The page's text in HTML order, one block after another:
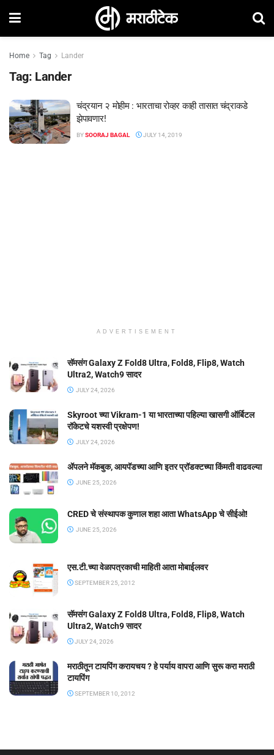
Home Tag Lander
Tag: Lander
चंद्रयान २ मोहीम : भारताचा रोव्हर काही तासात चंद्राकडे
झेपावणार!
BYSOORAJ BAGAL JULY 14, 2019
ADVERTISEMENT
सॅमसंग Galaxy Z Fold8 Ultra, Fold8, Flip8, Watch
Ultra2, Watch9 सादर
JULY 24, 2026
Skyroot च्या Vikram-1 या भारताच्या पहिल्या खासगी ऑर्बिटल
रॉकेटचे यशस्वी प्रक्षेपण!
JULY 24, 2026
ॲपलने मॅकबुक, आयपॅडच्या आणि इतर प्रॉडक्टच्या किंमती वाढवल्या
JUNE 25, 2026
CRED चे संस्थापक कुणाल शहा आता WhatsApp चे सीईओ!
JUNE 25, 2026
एस.टी.च्या वेळापत्रकाची माहिती आता मोबाईलवर
SEPTEMBER 25, 2012
सॅमसंग Galaxy Z Fold8 Ultra, Fold8, Flip8, Watch
Ultra2, Watch9 सादर
JULY 24, 2026
मराठीतून टायपिंग करायचय ? हे पर्याय वापरा आणि सुरू करा मराठी
टायपिंग
SEPTEMBER 10, 2012